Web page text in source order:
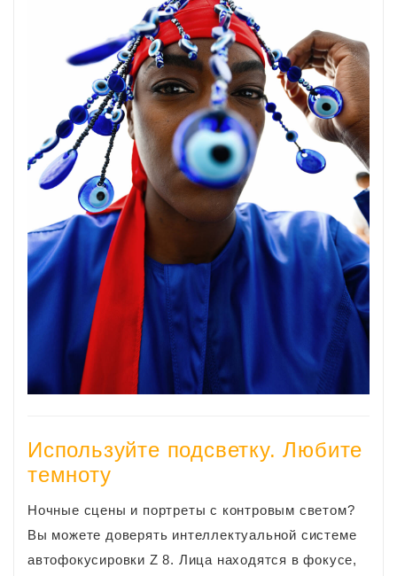
Используйте подсветку. Любите
темноту
Ночные сцены и портреты с контровым светом?
Вы можете доверять интеллектуальной системе
автофокусировки Z 8. Лица находятся в фокусе,